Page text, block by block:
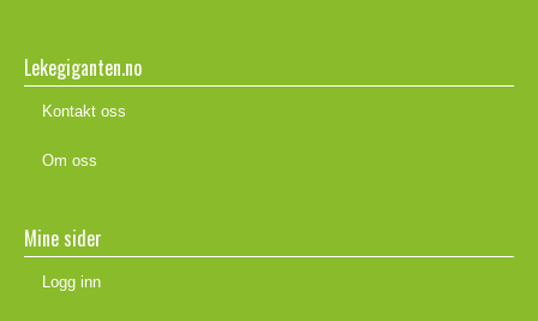
Lekegiganten.no
Kontakt oss
Om oss
Mine sider
Logg inn